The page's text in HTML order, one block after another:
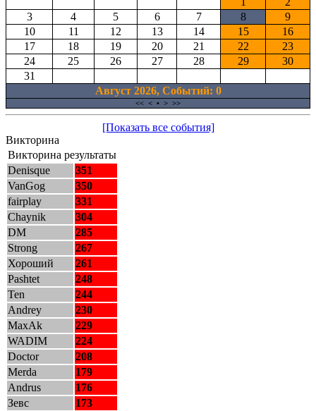
3
4 5 6 7 8
9
10
11 12 13 14 15
16
17
18 19 20 21 22
23
24
25 26 27 28 29
30
31
Август 2026, Cобытий: 0
<< < • > >>
[Показать все события]
Викторина
Викторина результаты
Denisque
351
VanGog
350
fairplay
331
Chaynik
304
DM
285
Strong
267
Хороший
261
Pashtet
248
Ten
244
Andrey
230
MaxAk
229
WADIM
224
Doctor
208
Merda
179
Andrus
176
Зевс
173